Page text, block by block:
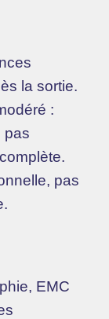
la sortie.
:
pas
pas
EMC